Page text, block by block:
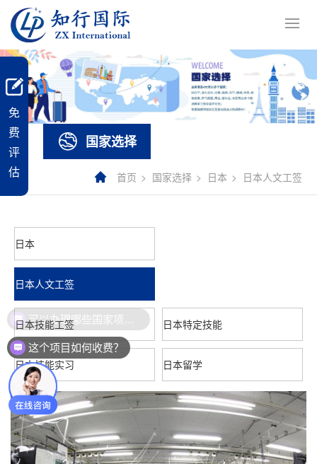
国家选择
首页 国家选择 日本 日本人文工签
日本
日本人文工签
日本技能工签 日本特定技能
日本技能实习 日本留学
免
费
评
估
这个项目如何收费？